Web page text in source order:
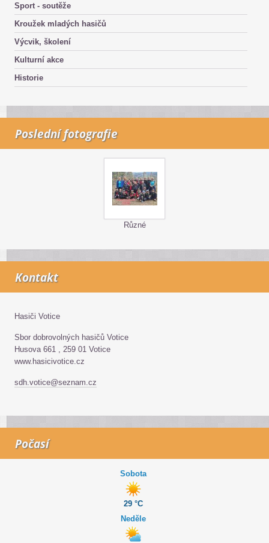
Sport - soutěže
Kroužek mladých hasičů
Výcvik, školení
Kulturní akce
Historie
Poslední fotografie
Různé
Kontakt
Hasiči Votice
Sbor dobrovolných hasičů Votice
Husova 661 , 259 01 Votice
www.hasicivotice.cz
sdh.votice@seznam.cz
Počasí
Sobota
29 °C
Neděle